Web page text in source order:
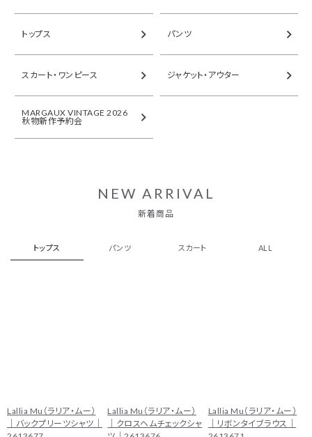
トップス パンツ
スカート・ワンピース ジャケット・アウター
MARGAUX VINTAGE 2026
秋物新作予約会
NEW ARRIVAL
新着商品
トップス パンツ スカート ALL
Lallia Mu（ラリア・ムー）
｜バックプリーツシャツ｜
Lallia Mu（ラリア・ムー）
｜クロスヘムチェックシャ
Lallia Mu（ラリア・ムー）
｜リボンタイブラウス｜